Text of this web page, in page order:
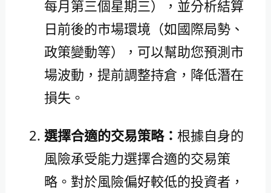
每月第三個星期三），並分析結算
日前後的市場環境（如國際局勢、
政策變動等），可以幫助您預測市
場波動，提前調整持倉，降低潛在
損失。
選擇合適的交易策略： 根據自身的
風險承受能力選擇合適的交易策
略。對於風險偏好較低的投資者，